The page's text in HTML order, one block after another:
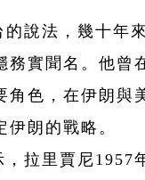
的說法，幾十年
務實聞名。他曾
角色，在伊朗與
伊朗的戰略。
拉里賈尼1957